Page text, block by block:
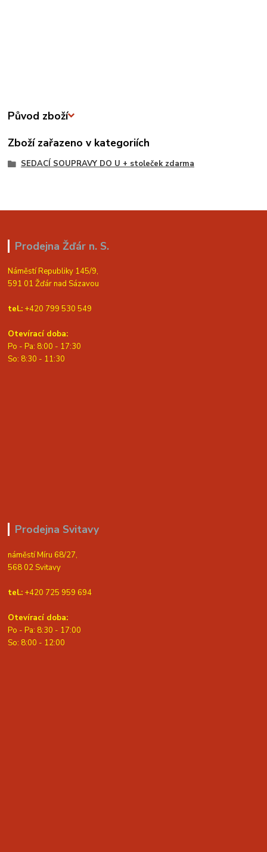
Původ zboží
Zboží zařazeno v kategoriích
SEDACÍ SOUPRAVY DO U + stoleček zdarma
Prodejna Žďár n. S.
Náměstí Republiky 145/9,
591 01 Žďár nad Sázavou
tel.: +420 799 530 549
Otevírací doba:
Po - Pa: 8:00 - 17:30
So: 8:30 - 11:30
Prodejna Svitavy
náměstí Míru 68/27,
568 02 Svitavy
tel.: +420 725 959 694
Otevírací doba:
Po - Pa: 8:30 - 17:00
So: 8:00 - 12:00